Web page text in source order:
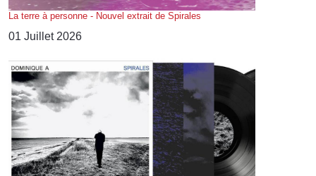
La terre à personne - Nouvel extrait de Spirales
01 Juillet 2026